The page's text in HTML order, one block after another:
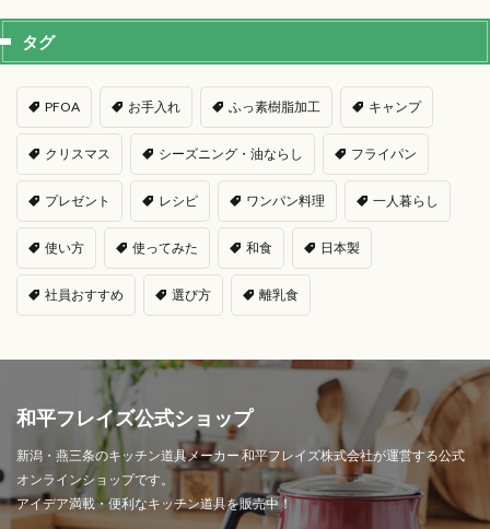
タグ
PFOA お手入れ ふっ素樹脂加工 キャンプ
クリスマス シーズニング・油ならし フライパン
プレゼント レシピ ワンパン料理 一人暮らし
使い方 使ってみた 和食 日本製
社員おすすめ 選び方 離乳食
和平フレイズ公式ショップ
新潟・燕三条のキッチン道具メーカー 和平フレイズ株式会社が運営する公式
オンラインショップです。
アイデア満載・便利なキッチン道具を販売中！